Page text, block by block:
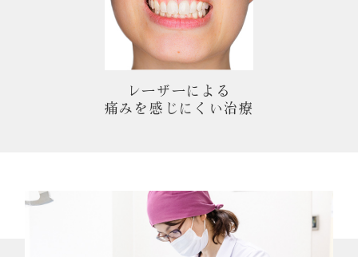
レーザーによる
痛みを感じにくい治療